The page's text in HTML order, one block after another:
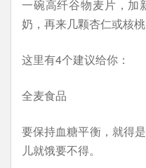
一碗高纤谷物麦片，加
奶，再来几颗杏仁或核桃
这里有4个建议给你：
全麦食品
要保持血糖平衡，就得
儿就饿要不得。